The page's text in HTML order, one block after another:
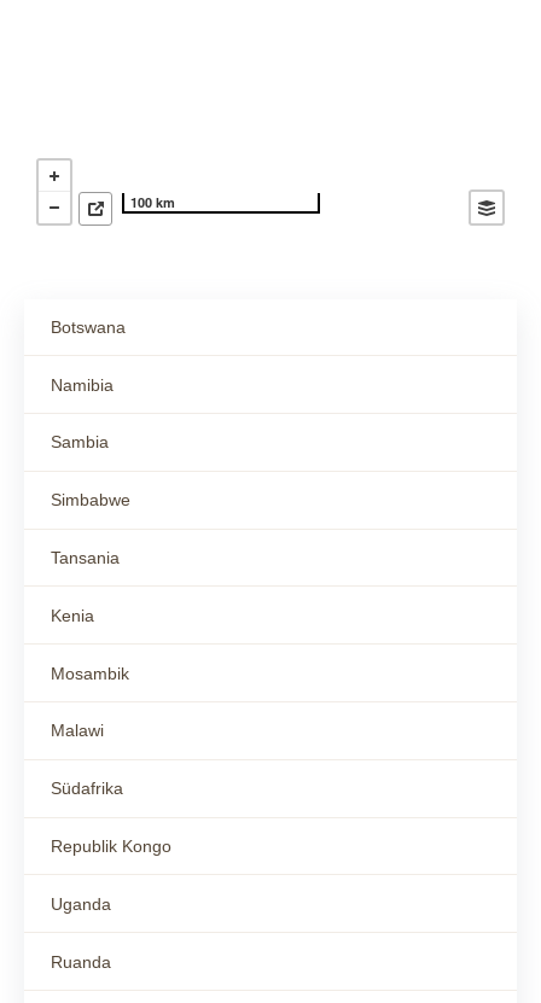
100 km
Botswana
Namibia
Sambia
Simbabwe
Tansania
Kenia
Mosambik
Malawi
Südafrika
Republik Kongo
Uganda
Ruanda